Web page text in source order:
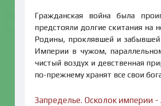
Гражданская война была
предстояли долгие скитания на
Родины, проклявшей и
Империи в чужом,
чистый воздух и девственная
по-прежнему хранят все свои
Запределье. Осколок империи